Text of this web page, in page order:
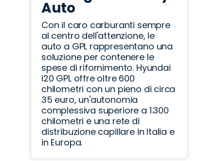
Auto
Con il caro carburanti sempre
al centro dell'attenzione, le
auto a GPL rappresentano una
soluzione per contenere le
spese di rifornimento. Hyundai
i20 GPL offre oltre 600
chilometri con un pieno di circa
35 euro, un'autonomia
complessiva superiore a 1.300
chilometri e una rete di
distribuzione capillare in Italia e
in Europa.